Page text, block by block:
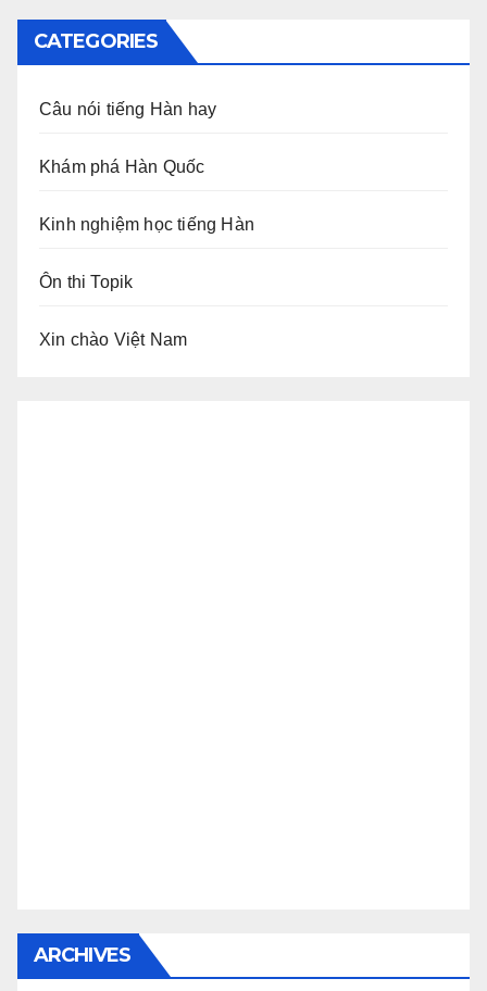
CATEGORIES
Câu nói tiếng Hàn hay
Khám phá Hàn Quốc
Kinh nghiệm học tiếng Hàn
Ôn thi Topik
Xin chào Việt Nam
ARCHIVES